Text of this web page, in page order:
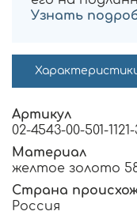
Узнать
Артикул
02-4543-00-501-
Материал
желтое золото
Страна
Россия